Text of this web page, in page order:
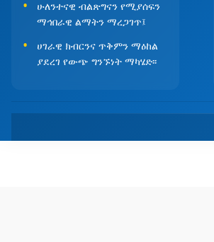
ሁለንተናዊ ብልጽግናን የሚያሰፍን
ማኅበራዊ ልማትን ማረጋገጥ፤
ሀገራዊ ክብርንና ጥቅምን ማዕከል
ያደረገ የውጭ ግንኙነት ማካሄድ፡፡